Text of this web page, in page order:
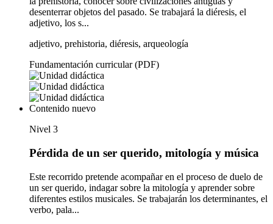
desenterrar objetos del pasado. Se trabajará la diéresis, el
adjetivo, los s...
adjetivo, prehistoria, diéresis, arqueología
Fundamentación curricular (PDF)
Contenido nuevo
Nivel 3
Pérdida de un ser querido, mitología y música
Este recorrido pretende acompañar en el proceso de duelo de
un ser querido, indagar sobre la mitología y aprender sobre
diferentes estilos musicales. Se trabajarán los determinantes, el
verbo, pala...